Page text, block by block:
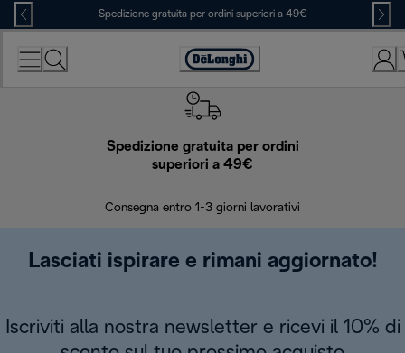
Skip
to
Content
Spedizione gratuita per ordini superiori a 49€
Accessibility
Statement
Spedizione gratuita per ordini
superiori a 49€
Consegna entro 1-3 giorni lavorativi
Lasciati ispirare e rimani aggiornato!
Iscriviti alla nostra newsletter e ricevi il 10% di